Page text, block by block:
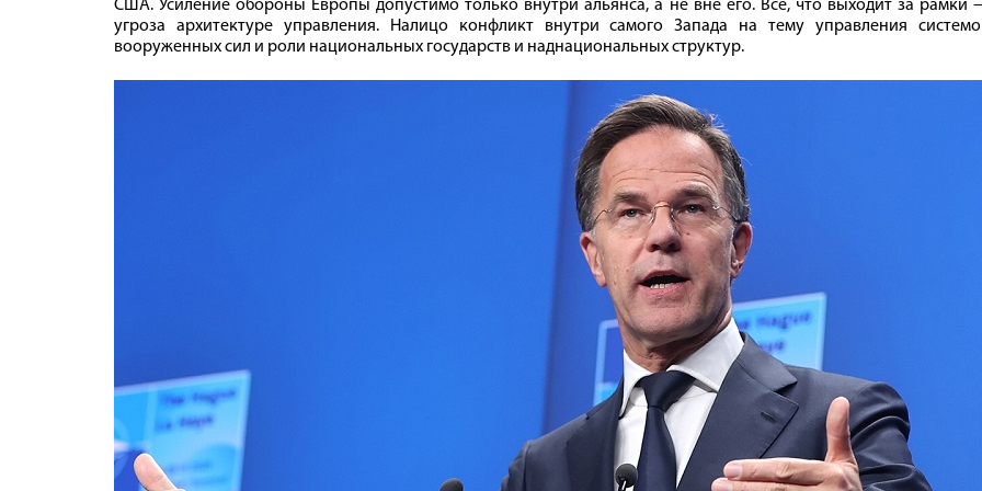
США. Усиление обороны Европы допустимо только внутри альянса, а не вне его. Всё, что выходит за рамки
угроза архитектуре управления. Налицо конфликт внутри самого Запада на тему управления
вооруженных сил и роли национальных государств и наднациональных структур.